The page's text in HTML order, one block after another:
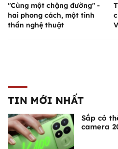
"Cùng một chặng đường" -
hai phong cách, một tinh
thần nghệ thuật
TIN MỚI NHẤT
Sắp có
camera